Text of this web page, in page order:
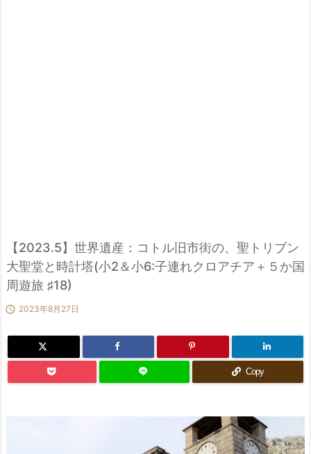
【2023.5】世界遺産：コトル旧市街の、聖トリブン
大聖堂と時計塔(小2＆小6:子連れクロアチア＋５か国
周遊旅 ♯18)
 2023年8月27日
Copy